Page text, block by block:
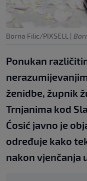
Borna Filic/PIXSELL |
Ponukan
ženidbe, župnik
Trnjanima kod
Ćosić javno je
određuje kako
nakon vjenčanja